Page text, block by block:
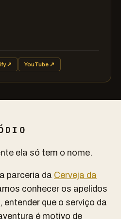
↗ YouTube ↗
ela só tem o nome.
parceria da Cerveja da
conhecer os apelidos
que o serviço da
é motivo de